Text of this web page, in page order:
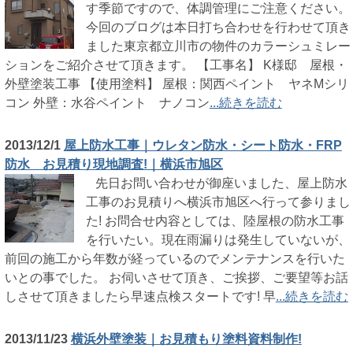
す季節ですので、体調管理にご注意ください。
今回のブログは本日打ち合わせを行わせて頂き
ました東京都立川市の物件のカラーシュミレー
ションをご紹介させて頂きます。 【工事名】 K様邸 屋根・
外壁塗装工事 【使用塗料】 屋根：関西ペイント ヤネMシリ
コン 外壁：水谷ペイント ナノコン...続きを読む
2013/12/1 屋上防水工事｜ウレタン防水・シート防水・FRP
防水 お見積り現地調査!｜横浜市旭区
先日お問い合わせが御座いました、屋上防水
工事のお見積りへ横浜市旭区へ行って参りまし
た! お問合せ内容としては、陸屋根の防水工事
を行いたい。現在雨漏りは発生していないが、
前回の施工から年数が経っているのでメンテナンスを行いた
いとの事でした。 お伺いさせて頂き、ご挨拶、ご要望等お話
しさせて頂きましたら早速点検スタートです! 早...続きを読む
2013/11/23 横浜外壁塗装｜お見積もり塗料資料制作!